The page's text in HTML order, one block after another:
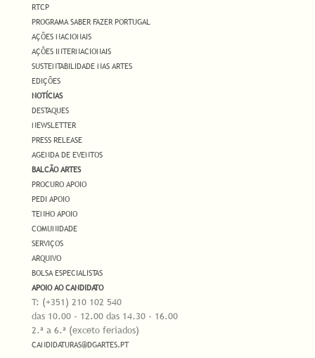
RTCP
PROGRAMA SABER FAZER PORTUGAL
AÇÕES NACIONAIS
AÇÕES INTERNACIONAIS
SUSTENTABILIDADE NAS ARTES
EDIÇÕES
NOTÍCIAS
DESTAQUES
NEWSLETTER
PRESS RELEASE
AGENDA DE EVENTOS
BALCÃO ARTES
PROCURO APOIO
PEDI APOIO
TENHO APOIO
COMUNIDADE
SERVIÇOS
ARQUIVO
BOLSA ESPECIALISTAS
APOIO AO CANDIDATO
T: (+351) 210 102 540
das 10.00 - 12.00 das 14.30 - 16.00
2.ª a 6.ª (exceto feriados)
CANDIDATURAS@DGARTES.PT